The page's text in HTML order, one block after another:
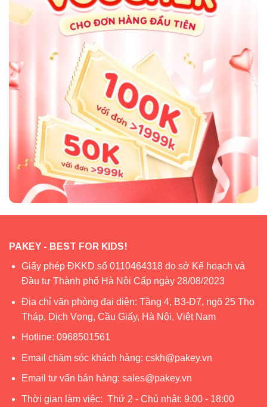
Mắt lưới dày an toàn
– Mắt lưới dày (chỉ 0,5cm) an toàn hơn hẳn các loại lưới
mắt to trên thị trường. Với kích thước này, ba mẹ không
còn phải lo trẻ bị vướng vào các mắt lưới hay nghịch
ngợm làm rách lưới.
PAKEY - BEST FOR KIDS!
Giấy phép ĐKKD số 0110464318 do sở Kế hoạch và
Đầu tư Thành phố Hà Nội Cấp ngày 28/08/2023
Địa chỉ văn phòng đại diện: Tầng 4, B3-D7, ngõ 25 Thọ
Tháp, Dịch Vọng, Cầu Giấy, Hà Nội, Việt Nam
Hotline: 0968501561
Email chăm sóc khách hàng: cskh@pakey.vn
Email tư vấn bán hàng: sales@pakey.vn
Thời gian làm việc: Thứ 2 - Chủ nhật: 9:00 - 18:00